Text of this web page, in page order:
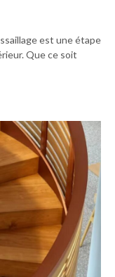
est une étape
Que ce soit